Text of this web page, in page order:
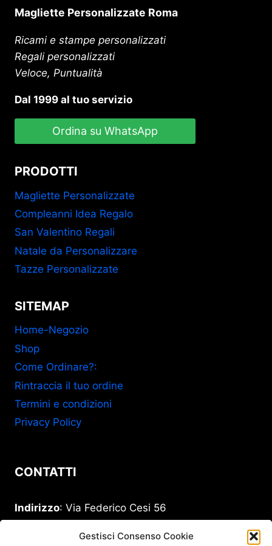
Gestisci Consenso Cookie
Magliette Personalizzate Roma
Ricami e stampe personalizzati
Regali personalizzati
Veloce, Puntualità
Dal 1999 al tuo servizio
Ordina su WhatsApp
PRODOTTI
Magliette Personalizzate
Compleanni Idea Regalo
San Valentino Regali
Natale da Personalizzare
Tazze Personalizzate
SITEMAP
Home-Negozio
Shop
Come Ordinare?:
Rintraccia il tuo ordine
Termini e condizioni
Privacy Policy
CONTATTI
Indirizzo: Via Federico Cesi 56